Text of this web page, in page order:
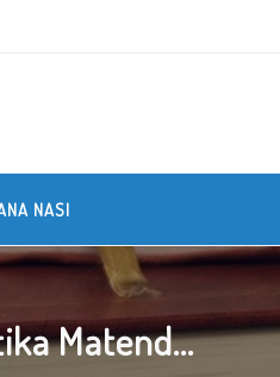
NASI
Matend...